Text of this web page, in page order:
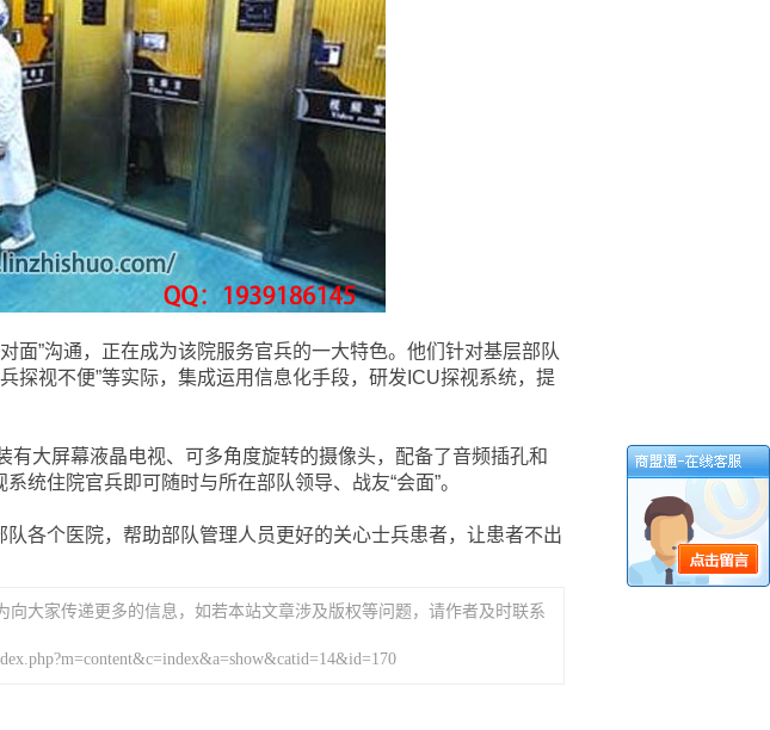
”沟通，正在成为该院服务官兵的一大特色。他们针对基层部队
探视不便”等实际，集成运用信息化手段，研发ICU探视系统，提
大屏幕液晶电视、可多角度旋转的摄像头，配备了音频插孔和
统住院官兵即可随时与所在部队领导、战友“会面”。
队各个医院，帮助部队管理人员更好的关心士兵患者，让患者不出
向大家传递更多的信息，如若本站文章涉及版权等问题，请作者及时联系